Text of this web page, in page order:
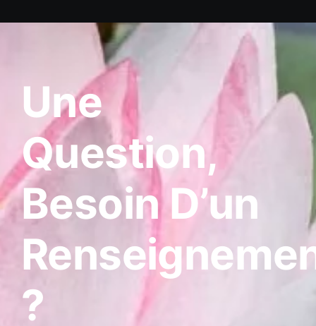
Une
Question,
Besoin D’un
?